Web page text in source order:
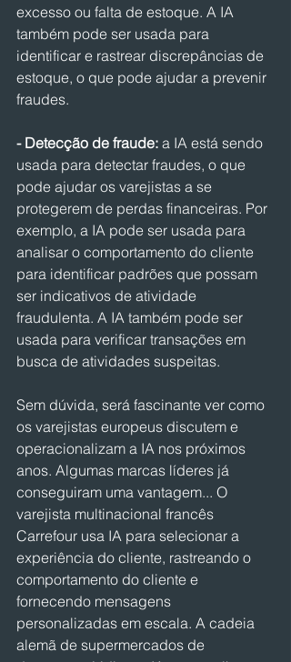
excesso ou falta de estoque. A IA
também pode ser usada para
identificar e rastrear discrepâncias de
estoque, o que pode ajudar a prevenir
fraudes.
- Detecção de fraude: a IA está sendo
usada para detectar fraudes, o que
pode ajudar os varejistas a se
protegerem de perdas financeiras. Por
exemplo, a IA pode ser usada para
analisar o comportamento do cliente
para identificar padrões que possam
ser indicativos de atividade
fraudulenta. A IA também pode ser
usada para verificar transações em
busca de atividades suspeitas.
Sem dúvida, será fascinante ver como
os varejistas europeus discutem e
operacionalizam a IA nos próximos
anos. Algumas marcas líderes já
conseguiram uma vantagem... O
varejista multinacional francês
Carrefour usa IA para selecionar a
experiência do cliente, rastreando o
comportamento do cliente e
fornecendo mensagens
personalizadas em escala. A cadeia
alemã de supermercados de